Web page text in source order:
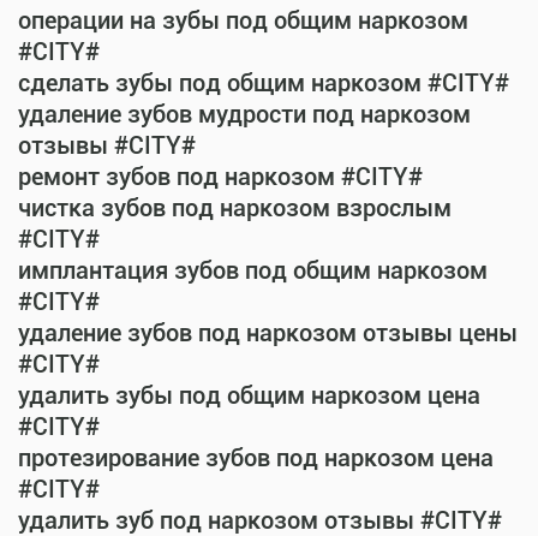
операции на зубы под общим наркозом
#CITY#
сделать зубы под общим наркозом #CITY#
удаление зубов мудрости под наркозом
отзывы #CITY#
ремонт зубов под наркозом #CITY#
чистка зубов под наркозом взрослым
#CITY#
имплантация зубов под общим наркозом
#CITY#
удаление зубов под наркозом отзывы цены
#CITY#
удалить зубы под общим наркозом цена
#CITY#
протезирование зубов под наркозом цена
#CITY#
удалить зуб под наркозом отзывы #CITY#